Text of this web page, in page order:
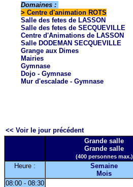
Domaines :
> Centre d'animation ROTS
Salle des fetes de LASSON
Salle des fetes de SECQUEVILLE
Centre d'Animations de LASSON
Salle DODEMAN SECQUEVILLE
Grange aux Dimes
Mairies
Gymnase
Dojo - Gymnase
Mur d'escalade - Gymnase
<< Voir le jour précédent
Grande salle
Grande salle
(400 personnes max.)
Heure :
Semaine
Mois
08:00 - 08:30